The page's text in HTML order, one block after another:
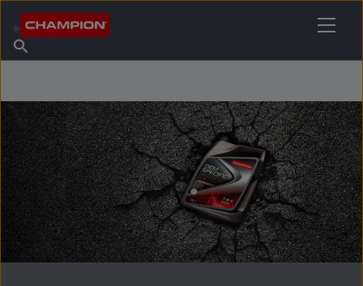
Информация о Champion
Найти точку продаж